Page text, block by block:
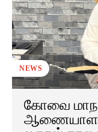
NEWS
கோவை